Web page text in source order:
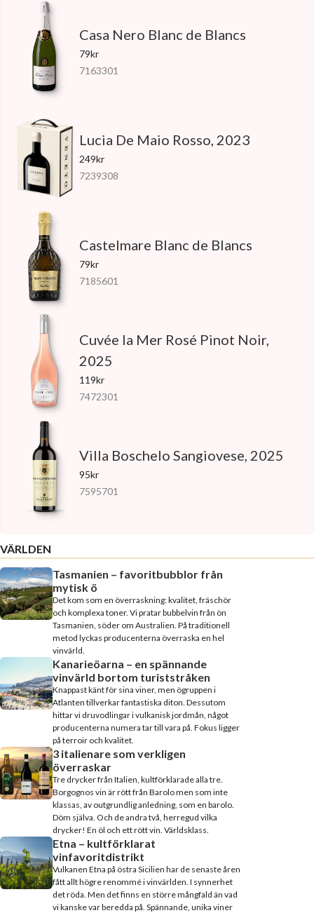
Casa Nero Blanc de Blancs
79kr
7163301
Lucia De Maio Rosso, 2023
249kr
7239308
Castelmare Blanc de Blancs
79kr
7185601
Cuvée la Mer Rosé Pinot Noir,
2025
119kr
7472301
Villa Boschelo Sangiovese, 2025
95kr
7595701
VÄRLDEN
Tasmanien – favoritbubblor från
mytisk ö
Det kom som en överraskning: kvalitet, fräschör
och komplexa toner. Vi pratar bubbelvin från ön
Tasmanien, söder om Australien. På traditionell
metod lyckas producenterna överraska en hel
vinvärld.
Kanarieöarna – en spännande
vinvärld bortom turiststråken
Knappast känt för sina viner, men ögruppen i
Atlanten tillverkar fantastiska diton. Dessutom
hittar vi druvodlingar i vulkanisk jordmån, något
producenterna numera tar till vara på. Fokus ligger
på terroir och kvalitet.
3 italienare som verkligen
överraskar
Tre drycker från Italien, kultförklarade alla tre.
Borgognos vin är rött från Barolo men som inte
klassas, av outgrundlig anledning, som en barolo.
Döm själva. Och de andra två, herregud vilka
drycker! En öl och ett rött vin. Världsklass.
Etna – kultförklarat
vinfavoritdistrikt
Vulkanen Etna på östra Sicilien har de senaste åren
fått allt högre renommé i vinvärlden. I synnerhet
det röda. Men det finns en större mångfald än vad
vi kanske var beredda på. Spännande, unika viner